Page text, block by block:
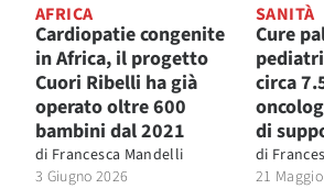
AFRICA
Cardiopatie congenite
in Africa, il progetto
Cuori Ribelli ha già
operato oltre 600
bambini dal 2021
di Francesca Mandelli
3 Giugno 2026
SANITÀ
Cure
circa
di
di
21